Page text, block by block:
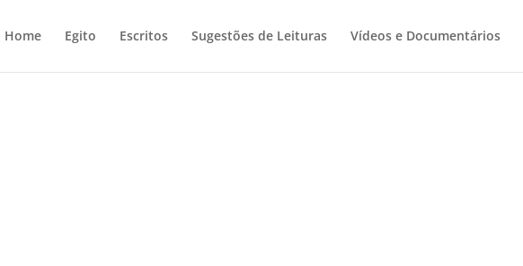
Home Egito Escritos Sugestões de Leituras Vídeos e Documentários